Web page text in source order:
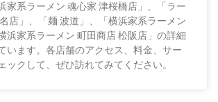
家系ラーメン 魂心家 津桜橋店」、「ラー
店」、「麺 波道」、「横浜家系ラーメン
浜家系ラーメン 町田商店 松阪店」の詳細
います。各店舗のアクセス、料金、サー
ックして、ぜひ訪れてみてください。